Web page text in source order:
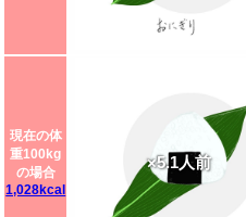
現在の体
重100kg
の場合
1,028kcal
×5.1人前